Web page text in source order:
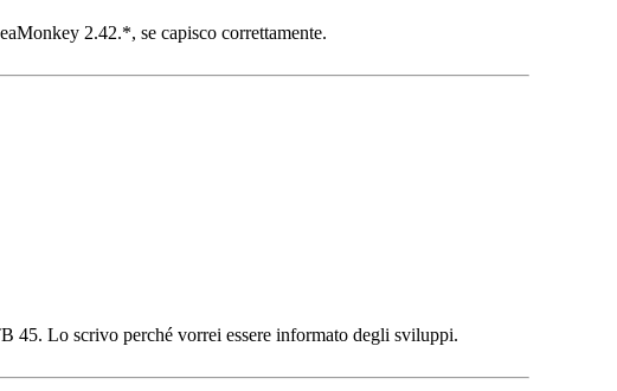
2.42.*, se capisco correttamente.
45. Lo scrivo perché vorrei essere informato degli sviluppi.